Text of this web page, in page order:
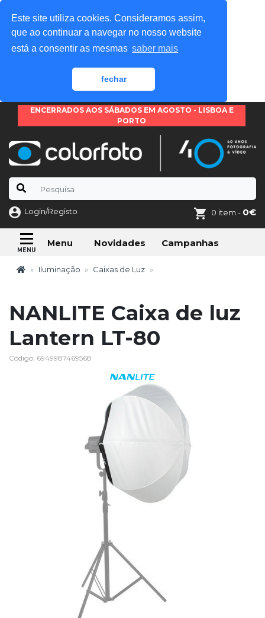
Este site utiliza cookies. Consideramos assim,
que ao continuar a navegar no nosso website
está a consentir as mesmas saber mais
fechar
ENCERRADOS AOS SÁBADOS EM AGOSTO - LISBOA E
PORTO
Login/Registo 0 item - 0€
Menu Novidades Campanhas
Iluminação Caixas de Luz
NANLITE Caixa de luz
Lantern LT-80
Código: 6949987469568